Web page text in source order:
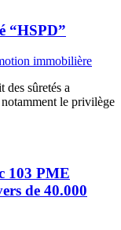
“HSPD”
immobilière
sûretés a
le privilège
103 PME
de 40.000